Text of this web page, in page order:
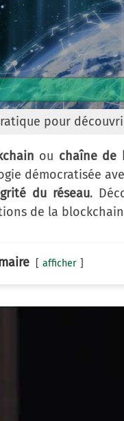
pour
ou chaîne de
démocratisée
du réseau.
de la
afficher